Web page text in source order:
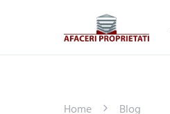
Home Blog